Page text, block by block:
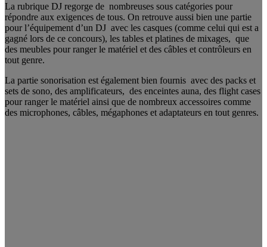
La rubrique DJ regorge de nombreuses sous catégories pour
répondre aux exigences de tous. On retrouve aussi bien une partie
pour l’équipement d’un DJ avec les casques (comme celui qui est a
gagné lors de ce concours), les tables et platines de mixages, que
des meubles pour ranger le matériel et des câbles et contrôleurs en
tout genre.
La partie sonorisation est également bien fournis avec des packs et
sets de sono, des amplificateurs, des enceintes auna, des flight cases
pour ranger le matériel ainsi que de nombreux accessoires comme
des microphones, câbles, mégaphones et adaptateurs en tout genres.